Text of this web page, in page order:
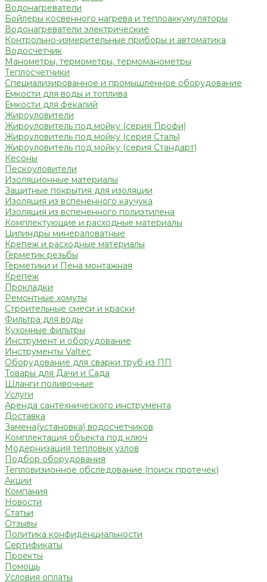
Водонагреватели
Бойлеры косвенного нагрева и теплоаккумуляторы
Водонагреватели электрические
Контрольно-измерительные приборы и автоматика
Водосчетчик
Манометры, термометры, термоманометры
Теплосчетчики
Специализированное и промышленное оборудование
Емкости для воды и топлива
Емкости для фекалий
Жироуловители
Жироуловитель под мойку (серия Профи)
Жироуловитель под мойку (серия Сталь)
Жироуловитель под мойку (серия Стандарт)
Кесоны
Пескоуловители
Изоляционные материалы
Защитные покрытия для изоляции
Изоляция из вспененного каучука
Изоляция из вспененного полиэтилена
Комплектующие и расходные материалы
Цилиндры минераловатные
Крепеж и расходные материалы
Герметик резьбы
Герметики и Пена монтажная
Крепеж
Прокладки
Ремонтные хомуты
Строительные смеси и краски
Фильтра для воды
Кухонные фильтры
Инструмент и оборудование
Инструменты Valtec
Оборудование для сварки труб из ПП
Товары для Дачи и Сада
Шланги поливочные
Услуги
Аренда сантехнического инструмента
Доставка
Замена(установка) водосчетчиков
Комплектация объекта под ключ
Модернизация тепловых узлов
Подбор оборудования
Тепловизионное обследование (поиск протечек)
Акции
Компания
Новости
Статьи
Отзывы
Политика конфиденциальности
Сертификаты
Проекты
Помощь
Условия оплаты